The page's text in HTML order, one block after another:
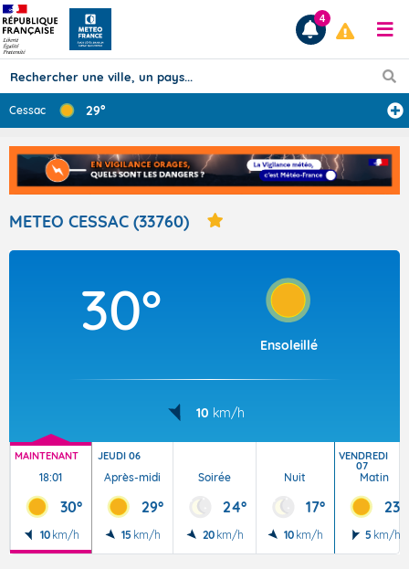
Prévisions
TOUS LES RÉSULTATS
Articles
4
Cessac 29°
METEO CESSAC (33760)
30°
Ensoleillé
10 km/h
MAINTENANT
18:01
30°
10 km/h
JEUDI 06
Après-midi
29°
15 km/h
Soirée
24°
20 km/h
Nuit
17°
10 km/h
VENDREDI
07
Matin
23°
5 km/h